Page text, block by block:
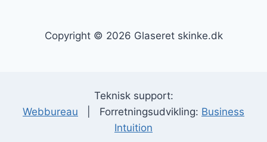
Copyright © 2026 Glaseret skinke.dk
Teknisk support:
Webbureau | Forretningsudvikling: Business
Intuition